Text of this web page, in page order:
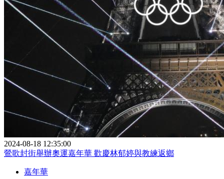
2024-08-18 12:35:00
鶯歌封街舉辦奧運嘉年華 歡慶林郁婷與教練返鄉
嘉年華